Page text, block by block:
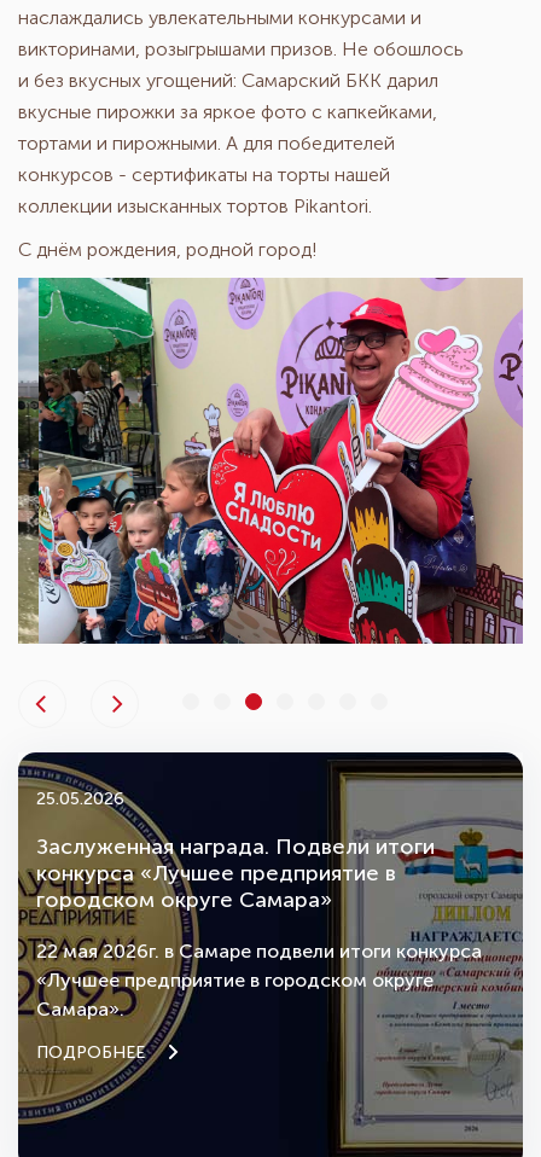
наслаждались увлекательными конкурсами и
викторинами, розыгрышами призов. Не обошлось
и без вкусных угощений: Самарский БКК дарил
вкусные пирожки за яркое фото с капкейками,
тортами и пирожными. А для победителей
конкурсов - сертификаты на торты нашей
коллекции изысканных тортов Pikantori.
С днём рождения, родной город!
25.05.2026
Заслуженная награда. Подвели итоги
конкурса «Лучшее предприятие в
городском округе Самара»
22 мая 2026г. в Самаре подвели итоги конкурса
«Лучшее предприятие в городском округе
Самара».
ПОДРОБНЕЕ